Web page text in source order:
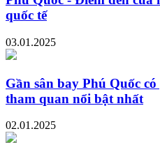
quốc tế
03.01.2025
Gần sân bay Phú Quốc
tham quan nổi bật nhất
02.01.2025